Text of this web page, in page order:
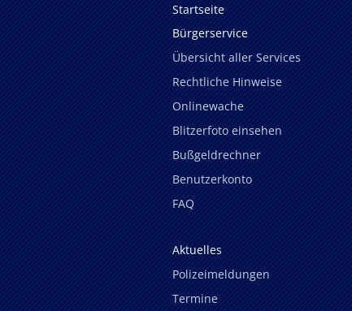
Startseite
Bürgerservice
Übersicht aller Services
Rechtliche Hinweise
Onlinewache
Blitzerfoto einsehen
Bußgeldrechner
Benutzerkonto
FAQ
Aktuelles
Polizeimeldungen
Termine